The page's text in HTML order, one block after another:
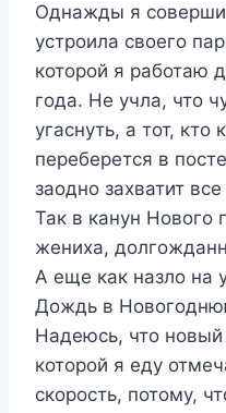
Однажды я
устроила своего
которой я работаю
года. Не учла, что
угаснуть, а тот,
переберется в
заодно захватит
Так в канун Нового
жениха,
А еще как назло на
Дождь в
Надеюсь, что
которой я еду
скорость, потому,